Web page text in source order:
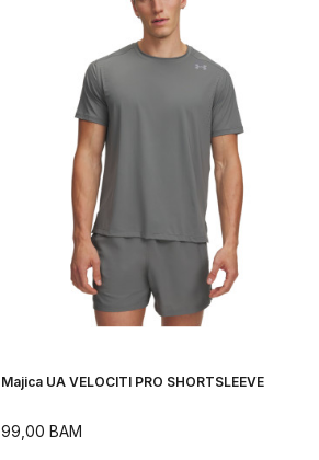
Majica UA VELOCITI PRO SHORTSLEEVE
99,00 BAM